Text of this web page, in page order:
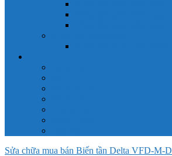
Sửa chữa mua bán Biến tần Delta VFD-M-D